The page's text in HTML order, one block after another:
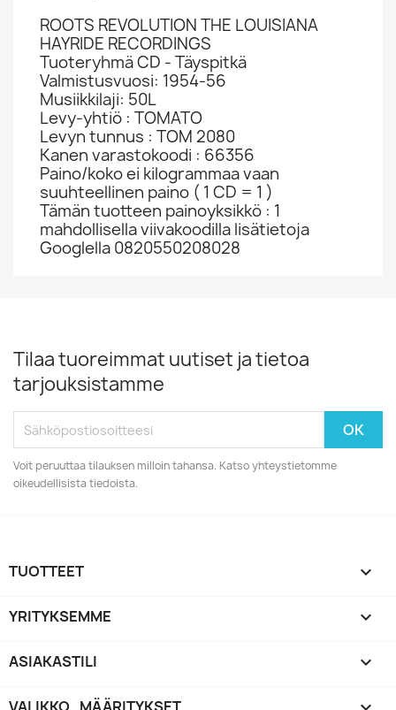
ROOTS REVOLUTION THE LOUISIANA
HAYRIDE RECORDINGS
Tuoteryhmä CD - Täyspitkä
Valmistusvuosi: 1954-56
Musiikkilaji: 50L
Levy-yhtiö : TOMATO
Levyn tunnus : TOM 2080
Kanen varastokoodi : 66356
Paino/koko ei kilogrammaa vaan
suuhteellinen paino ( 1 CD = 1 )
Tämän tuotteen painoyksikkö : 1
mahdollisella viivakoodilla lisätietoja
Googlella 0820550208028
Tilaa tuoreimmat uutiset ja tietoa
tarjouksistamme
Voit peruuttaa tilauksen milloin tahansa. Katso yhteystietomme
oikeudellisista tiedoista.
TUOTTEET 
YRITYKSEMME 
ASIAKASTILI 